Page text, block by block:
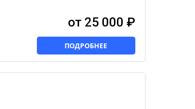
от 25 000 ₽
ПОДРОБНЕЕ